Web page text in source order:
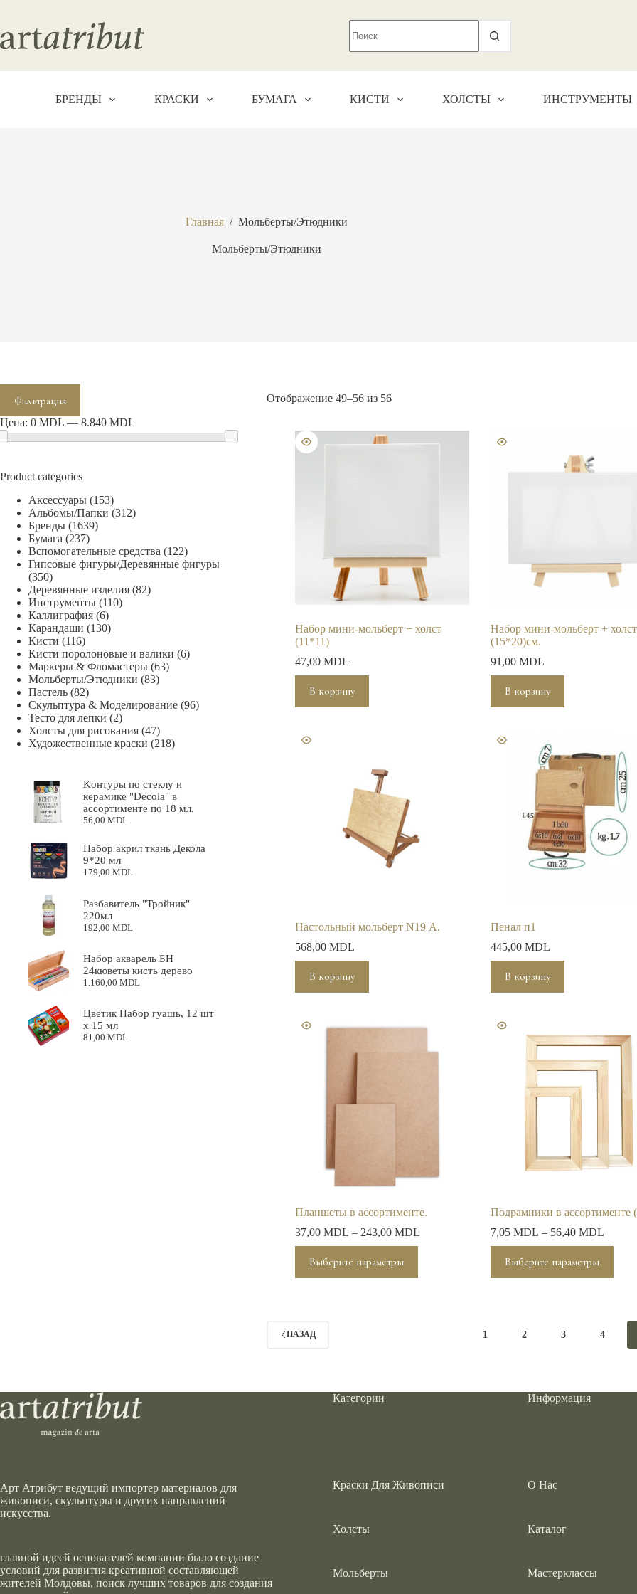
сути
БРЕНДЫ КРАСКИ БУМАГА КИСТИ ХОЛСТЫ ИНСТРУМЕНТЫ
Главная / Мольберты/Этюдники
Мольберты/Этюдники
Отображение 49–56 из 56
Набор мини-мольберт + холст
(11*11)
47,00 MDL
В корзину
Набор мини-мольберт + холст
(15*20)см.
91,00 MDL
В корзину
Настольный мольберт N19 А.
568,00 MDL
В корзину
Пенал п1
445,00 MDL
В корзину
Планшеты в ассортименте.
37,00 MDL – 243,00 MDL
Выберите параметры
товар
имеет
можно
выбрать
Подрамники в ассортименте
7,05 MDL – 56,40 MDL
Выберите параметры
товар
имеет
выбрать
НАЗАД 1 2 3 4
цена
ценаФильтрация
Цена: 0 MDL — 8.840 MDL
Product categories
Аксессуары (153)
Альбомы/Папки (312)
Бренды (1639)
Бумага (237)
Вспомогательные средства (122)
Гипсовые фигуры/Деревянные фигуры
(350)
Деревянные изделия (82)
Инструменты (110)
Каллиграфия (6)
Карандаши (130)
Кисти (116)
Кисти поролоновые и валики (6)
Маркеры & Фломастеры (63)
Мольберты/Этюдники (83)
Пастель (82)
Скульптура & Mоделирование (96)
Тесто для лепки (2)
Холсты для рисования (47)
Художественные краски (218)
Kонтуры по стеклу и
керамике "Decola" в
ассортименте по 18 мл.
56,00MDL
Набор акрил ткань Декола
9*20 мл
179,00MDL
Разбавитель "Тройник"
220мл
192,00MDL
Набор акварель БН
24кюветы кисть дерево
1.160,00MDL
Цветик Набор гуашь, 12 шт
х 15 мл
81,00MDL
Арт Атрибут ведущий импортер материалов для
живописи, скульптуры и других направлений
искусства.
главной идеей основателей компании было создание
условий для развития креативной составляющей
жителей Молдовы, поиск лучших товаров для создания
Категории
Краски Для Живописи
Холсты
Мольберты
Информация
О Нас
Каталог
Мастерклассы